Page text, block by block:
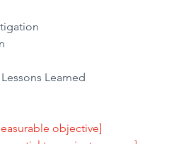
Learned
objective]